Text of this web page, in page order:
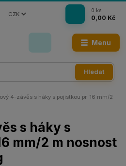
Menu
CZK
Hledat
0 ks
0,00 Kč
4-závěs s háky s pojistkou pr. 16 mm/2
s háky s
mm/2 m nosnost